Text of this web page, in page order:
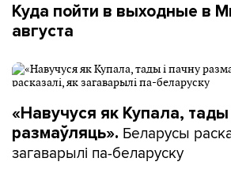
Куда пойти в выходные в
августа
«Навучуся як Купала, тады
размаўляць». Беларусы
загаварылі па-беларуску